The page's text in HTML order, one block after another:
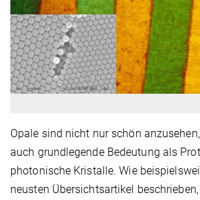
Opale sind nicht nur schön
auch grundlegende Bedeutung als
photonische Kristalle. Wie
neusten Übersichtsartikel